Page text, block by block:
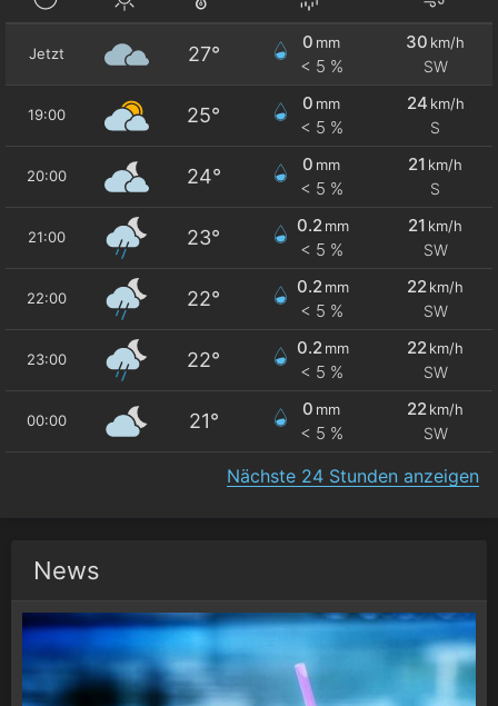
Jetzt 27°
0 mm
< 5 %
30 km/h
SW
19:00 25°
0 mm
< 5 %
24 km/h
S
20:00 24°
0 mm
< 5 %
21 km/h
S
21:00 23°
0.2 mm
< 5 %
21 km/h
SW
22:00 22°
0.2 mm
< 5 %
22 km/h
SW
23:00 22°
0.2 mm
< 5 %
22 km/h
SW
00:00 21°
0 mm
< 5 %
22 km/h
SW
Nächste 24 Stunden anzeigen
News